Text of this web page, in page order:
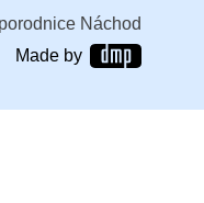
Náchod
Made by